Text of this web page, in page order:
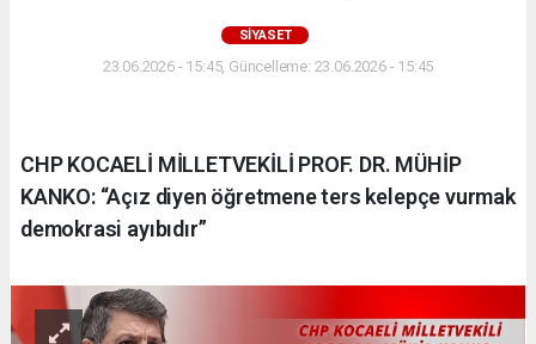
SİYASET
23.06.2026 - 15:45, Güncelleme: 23.06.2026 - 15:45
CHP KOCAELİ MİLLETVEKİLİ PROF. DR. MÜHİP
KANKO: “Açız diyen öğretmene ters kelepçe vurmak
demokrasi ayıbıdır”